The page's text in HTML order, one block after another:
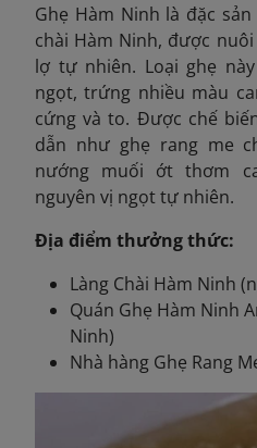
Ghẹ Hàm Ninh là đặc
chài Hàm Ninh, được
lợ tự nhiên. Loại ghẹ
ngọt, trứng nhiều màu
cứng và to. Được chế
dẫn như ghẹ rang me
nướng muối ớt thơm
nguyên vị ngọt tự nhiên.
Địa điểm thưởng thức:
Làng Chài Hàm Ninh
Quán Ghẹ Hàm Ninh
Ninh)
Nhà hàng Ghẹ Rang